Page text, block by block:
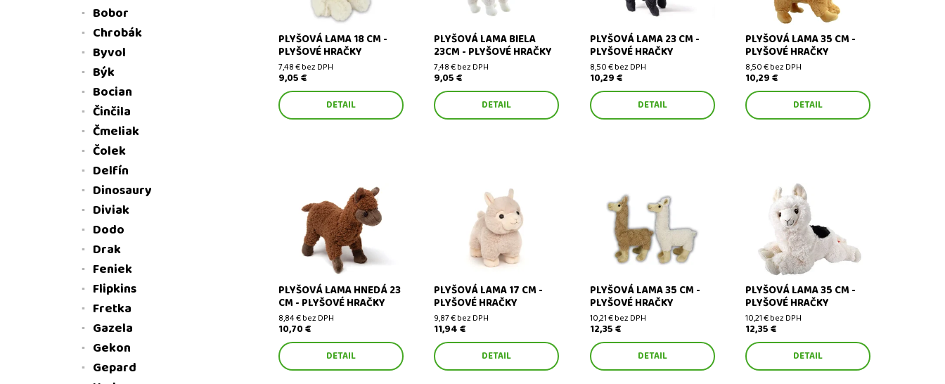
PLYŠOVÁ LAMA 18 CM -
PLYŠOVÉ HRAČKY
7,48 € bez DPH
9,05 €
DETAIL
PLYŠOVÁ LAMA BIELA
23CM - PLYŠOVÉ HRAČKY
7,48 € bez DPH
9,05 €
DETAIL
PLYŠOVÁ LAMA 23 CM -
PLYŠOVÉ HRAČKY
8,50 € bez DPH
10,29 €
DETAIL
PLYŠOVÁ LAMA 35 CM -
PLYŠOVÉ HRAČKY
8,50 € bez DPH
10,29 €
DETAIL
Plyšová lama hnedá 23 cm -
plyšové hračky
PLYŠOVÁ LAMA HNEDÁ 23
CM - PLYŠOVÉ HRAČKY
8,84 € bez DPH
10,70 €
DETAIL
Plyšová lama 17 cm - plyšové
PLYŠOVÁ LAMA 17 CM -
PLYŠOVÉ HRAČKY
9,87 € bez DPH
11,94 €
DETAIL
Plyšová lama 35 cm - plyšové
hračky
PLYŠOVÁ LAMA 35 CM -
PLYŠOVÉ HRAČKY
10,21 € bez DPH
12,35 €
DETAIL
Plyšová lama 35 cm - plyšové
PLYŠOVÁ LAMA 35 CM -
PLYŠOVÉ HRAČKY
10,21 € bez DPH
12,35 €
DETAIL
Bobor
Chrobák
Byvol
Býk
Bocian
Činčila
Čmeliak
Čolek
Delfín
Dinosaury
Diviak
Dodo
Drak
Feniek
Flipkins
Fretka
Gazela
Gekon
Gepard